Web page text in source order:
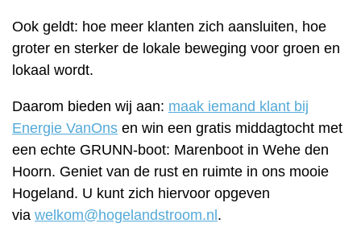
Ook geldt: hoe meer klanten zich aansluiten, hoe
groter en sterker de lokale beweging voor groen en
lokaal wordt.
Daarom bieden wij aan: maak iemand klant bij
Energie VanOns en win een gratis middagtocht met
een echte GRUNN-boot: Marenboot in Wehe den
Hoorn. Geniet van de rust en ruimte in ons mooie
Hogeland. U kunt zich hiervoor opgeven
via welkom@hogelandstroom.nl .